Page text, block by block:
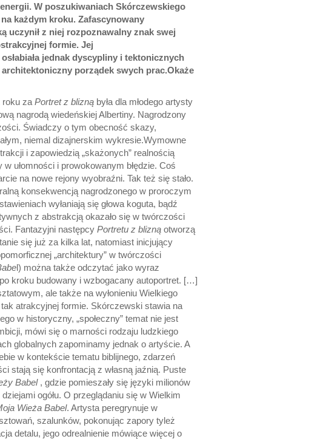
energii. W poszukiwaniach Skórczewskiego
na każdym kroku. Zafascynowany
uczynił z niej rozpoznawalny znak swej
formie. Jej
ała jednak dyscypliny i tektonicznych
porządek swych prac.Okaże
roku za Portret z blizną była dla młodego artysty
nagrodą wiedeńskiej Albertiny. Nagrodzony
Świadczy o tym obecność skazy,
niemal dizajnerskim wykresie.Wymowne
i zapowiedzią „skażonych” realnością
ułomności i prowokowanym błędzie. Coś
na nowe rejony wyobraźni. Tak też się stało.
konsekwencją nagrodzonego w proroczym
wyłaniają się głowa koguta, bądź
z abstrakcją okazało się w twórczości
Fantazyjni następcy Portretu z blizną otworzą
się już za kilka lat, natomiast inicjujący
„architektury” w twórczości
l) można także odczytać jako wyraz
kroku budowany i wzbogacany autoportret. […]
ale także na wyłonieniu Wielkiego
atrakcyjnej formie. Skórczewski stawia na
w historyczny, „społeczny” temat nie jest
mówi się o marności rodzaju ludzkiego
globalnych zapominamy jednak o artyście. A
w kontekście tematu biblijnego, zdarzeń
stają się konfrontacją z własną jaźnią. Puste
Babel, gdzie pomieszały się języki milionów
ogółu. O przeglądaniu się w Wielkim
Wieża Babel. Artysta peregrynuje w
szalunków, pokonując zapory tyleż
detalu, jego odrealnienie mówiące więcej o